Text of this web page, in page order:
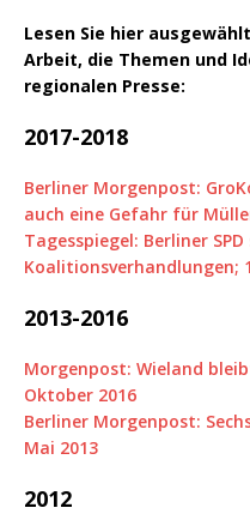
Lesen Sie hier
Arbeit, die Themen und
regionalen Presse:
2017-2018
Berliner Morgenpost:
auch eine Gefahr für
Tagesspiegel: Berliner
Koalitionsverhandlungen;
2013-2016
Morgenpost: Wieland
Oktober 2016
Berliner Morgenpost:
Mai 2013
2012